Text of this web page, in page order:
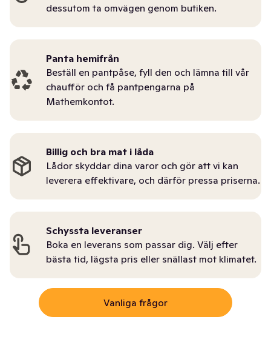
dessutom ta omvägen genom butiken.
Panta hemifrån
Beställ en pantpåse, fyll den och lämna till vår
chaufför och få pantpengarna på
Mathemkontot.
Billig och bra mat i låda
Lådor skyddar dina varor och gör att vi kan
leverera effektivare, och därför pressa priserna.
Schyssta leveranser
Boka en leverans som passar dig. Välj efter
bästa tid, lägsta pris eller snällast mot klimatet.
Vanliga frågor